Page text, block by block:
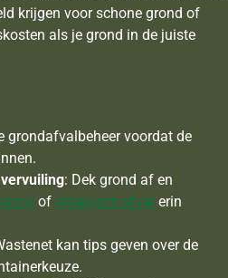
krijgen voor schone grond of
als je grond in de juiste
grondafvalbeheer voordat de
: Dek grond af en
of organisch afval erin
kan tips geven over de